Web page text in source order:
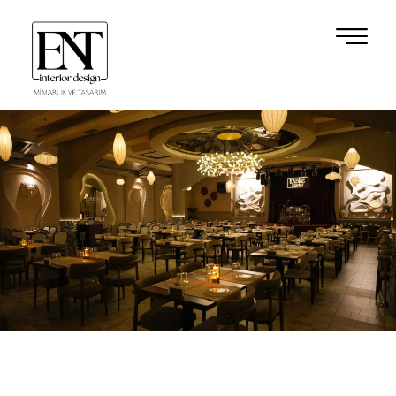
KABİNE PROJE
Kabine İstanbul projesinde,
ve dinamik bir tasarım anlayışı
dilimlerine uyum sağlayan
üzerinden sürekli dönüşen bir
karakterini merkeze alarak
sıcak, davetkâr ve rafine bir iç
bütününde estetik algıyı
getirerek, kullanıcıya hem
sunduk.